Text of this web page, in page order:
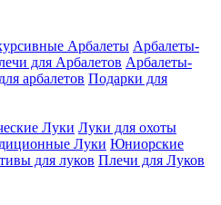
Арбалеты Арбалеты-
для Арбалетов Арбалеты-
арбалетов Подарки для
Луки Луки для охоты
Луки Юниорские
для луков Плечи для Луков